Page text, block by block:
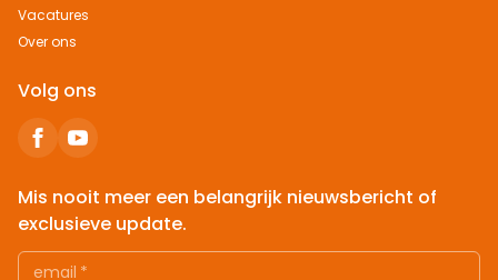
Vacatures
Over ons
Volg ons
Mis nooit meer een belangrijk nieuwsbericht of
exclusieve update.
email *